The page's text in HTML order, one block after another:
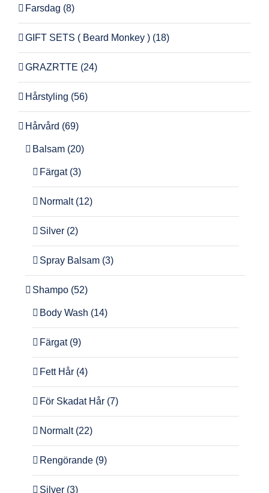
Farsdag (8)
GIFT SETS ( Beard Monkey ) (18)
GRAZRTTE (24)
Hårstyling (56)
Hårvård (69)
Balsam (20)
Färgat (3)
Normalt (12)
Silver (2)
Spray Balsam (3)
Shampo (52)
Body Wash (14)
Färgat (9)
Fett Hår (4)
För Skadat Hår (7)
Normalt (22)
Rengörande (9)
Silver (3)